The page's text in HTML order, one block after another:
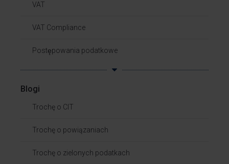
VAT
VAT Compliance
Postępowania podatkowe
Blogi
Trochę o CIT
Trochę o powiązaniach​
Trochę o zielonych podatkach